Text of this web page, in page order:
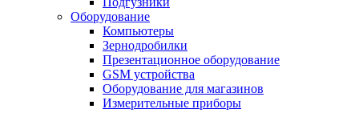
Оборудование
Компьютеры
Зернодробилки
Презентационное оборудование
GSM устройства
Оборудование для магазинов
Измерительные приборы